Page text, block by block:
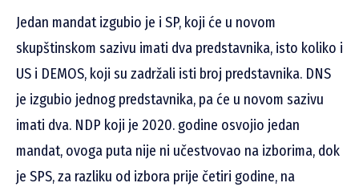
Jedan mandat izgubio je i SP, koji će u novom
skupštinskom sazivu imati dva predstavnika, isto koliko i
US i DEMOS, koji su zadržali isti broj predstavnika. DNS
je izgubio jednog predstavnika, pa će u novom sazivu
imati dva. NDP koji je 2020. godine osvojio jedan
mandat, ovoga puta nije ni učestvovao na izborima, dok
je SPS, za razliku od izbora prije četiri godine, na